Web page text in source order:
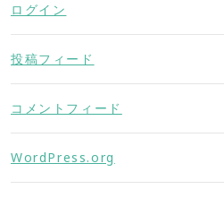
ログイン
投稿フィード
コメントフィード
WordPress.org